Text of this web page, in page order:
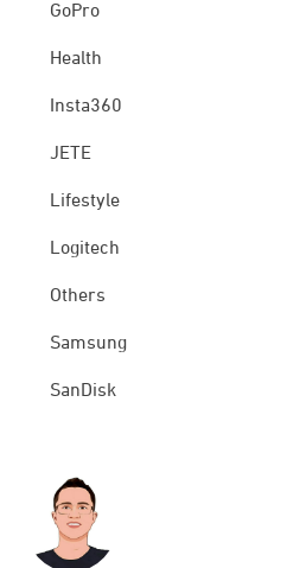
GoPro
Health
Insta360
JETE
Lifestyle
Logitech
Others
Samsung
SanDisk